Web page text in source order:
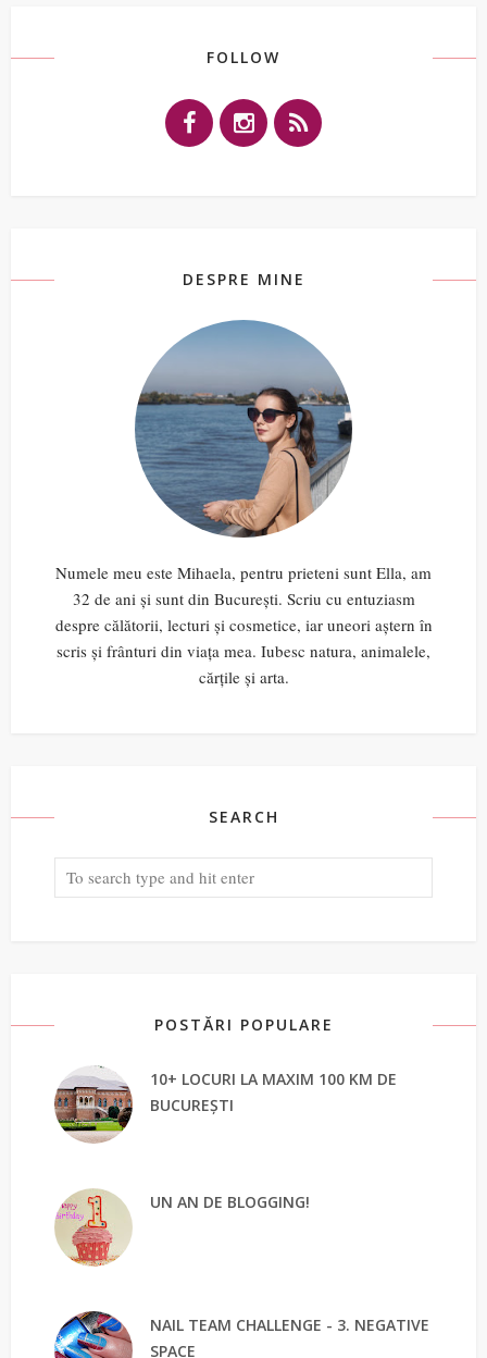
FOLLOW
DESPRE MINE
Numele meu este Mihaela, pentru prieteni sunt Ella, am
32 de ani și sunt din București. Scriu cu entuziasm
despre călătorii, lecturi și cosmetice, iar uneori aștern în
scris și frânturi din viața mea. Iubesc natura, animalele,
cărțile și arta.
SEARCH
POSTĂRI POPULARE
10+ LOCURI LA MAXIM 100 KM DE
BUCUREȘTI
UN AN DE BLOGGING!
NAIL TEAM CHALLENGE - 3. NEGATIVE
SPACE